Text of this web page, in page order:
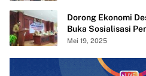
Dorong Ekonomi
Buka Sosialisasi
Merah Putih
Mei 19, 2025